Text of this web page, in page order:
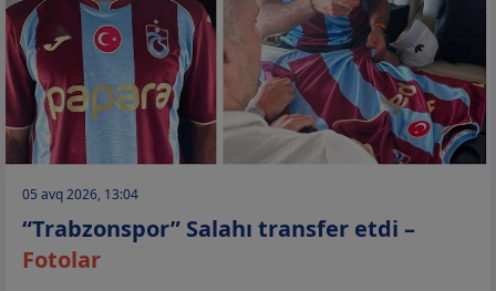
05 avq 2026, 13:04
“Trabzonspor” Salahı transfer etdi –
Fotolar